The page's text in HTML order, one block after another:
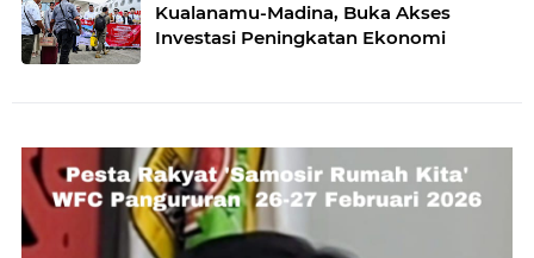
Kualanamu-Madina, Buka Akses
Investasi Peningkatan Ekonomi